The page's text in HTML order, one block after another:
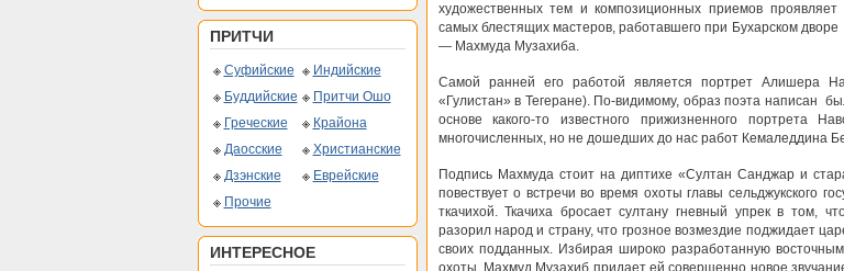
ПРИТЧИ
Суфийские
Индийские
Буддийские
Притчи Ошо
Греческие
Крайона
Даосские
Христианские
Дзэнские
Еврейские
Прочие
ИНТЕРЕСНОЕ
художественных тем и композиционных приемов проявляет
самых блестящих мастеров, работавшего при Бухарском
— Махмуда Музахиба.
Самой ранней его работой является портрет Алишера
«Гулистан» в Тегеране). По-видимому, образ поэта написан
основе какого-то известного прижизненного портрета
многочисленных, но не дошедших до нас работ Кемаледдина
Подпись Махмуда стоит на диптихе «Султан Санджар и
повествует о встречи во время охоты главы сельджукского
ткачихой. Ткачиха бросает султану гневный упрек в том,
разорил народ и страну, что грозное возмездие поджидает
своих подданных. Избирая широко разработанную
охоты, Махмуд Музахиб придает ей совершенно новое